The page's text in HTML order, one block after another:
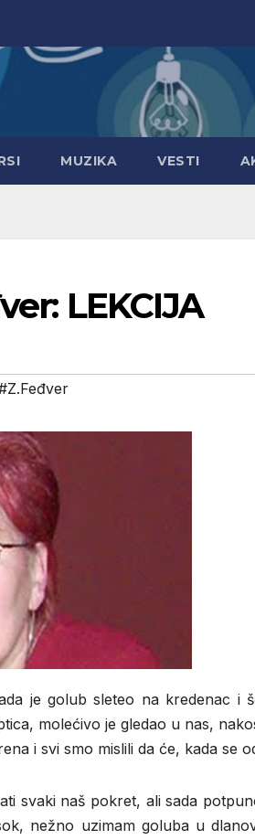
MUZIKA VESTI
LEKCIJA
je golub sleteo na kredenac i
molećivo je gledao u nas,
i svi smo mislili da će, kada se
svaki naš pokret, ali sada
nežno uzimam goluba u